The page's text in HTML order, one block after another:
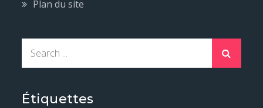
Plan du site
r
Étiquettes